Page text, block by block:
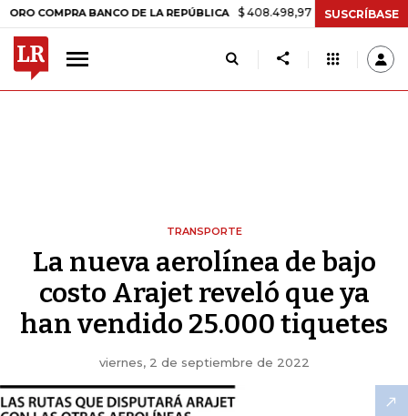
BANCO DE LA REPÚBLICA $ 408.498,97 +$ 8.753,81 +2,19%
SUSCRÍBASE
TRANSPORTE
La nueva aerolínea de bajo
costo Arajet reveló que ya
han vendido 25.000 tiquetes
viernes, 2 de septiembre de 2022